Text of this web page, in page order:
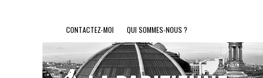
CONTACTEZ-MOI QUI SOMMES-NOUS ?